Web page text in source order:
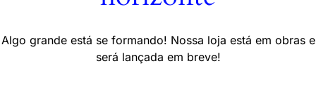
Algo grande está se formando! Nossa loja está em obras e
será lançada em breve!